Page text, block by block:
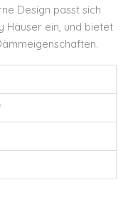
Design passt sich
Häuser ein, und bietet